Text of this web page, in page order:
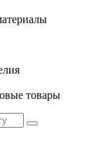
товары